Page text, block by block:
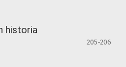
historia
205-206